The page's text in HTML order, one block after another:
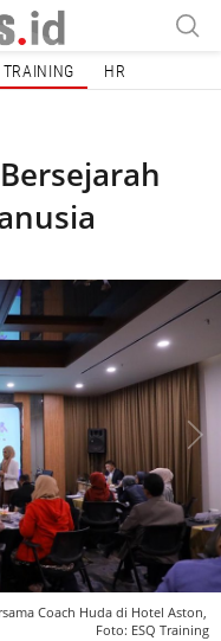
TRAINING HR
Coach Huda di Hotel Aston,
Foto: ESQ Training